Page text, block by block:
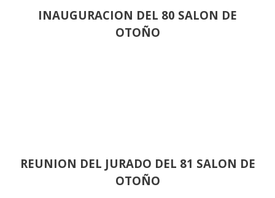
INAUGURACION DEL 80 SALON DE
OTOÑO
REUNION DEL JURADO DEL 81 SALON DE
OTOÑO